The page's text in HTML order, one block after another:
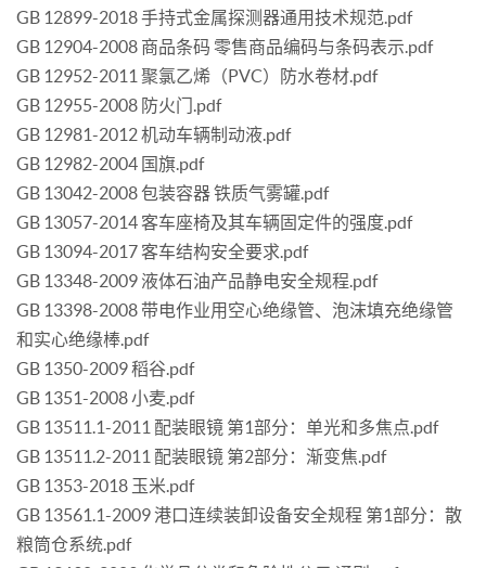
GB 12899-2018 手持式金属探测器通用技术规范.pdf
GB 12904-2008 商品条码 零售商品编码与条码表示.pdf
GB 12952-2011 聚氯乙烯（PVC）防水卷材.pdf
GB 12955-2008 防火门.pdf
GB 12981-2012 机动车辆制动液.pdf
GB 12982-2004 国旗.pdf
GB 13042-2008 包装容器 铁质气雾罐.pdf
GB 13057-2014 客车座椅及其车辆固定件的强度.pdf
GB 13094-2017 客车结构安全要求.pdf
GB 13348-2009 液体石油产品静电安全规程.pdf
GB 13398-2008 带电作业用空心绝缘管、泡沫填充绝缘管
和实心绝缘棒.pdf
GB 1350-2009 稻谷.pdf
GB 1351-2008 小麦.pdf
GB 13511.1-2011 配装眼镜 第1部分：单光和多焦点.pdf
GB 13511.2-2011 配装眼镜 第2部分：渐变焦.pdf
GB 1353-2018 玉米.pdf
GB 13561.1-2009 港口连续装卸设备安全规程 第1部分：散
粮筒仓系统.pdf